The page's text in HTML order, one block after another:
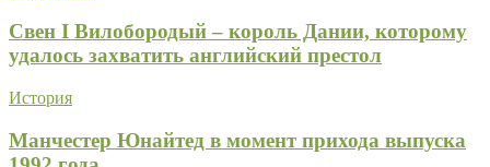
Свен I Вилобородый – король Дании, которому
удалось захватить английский престол
История
Манчестер Юнайтед в момент прихода выпуска